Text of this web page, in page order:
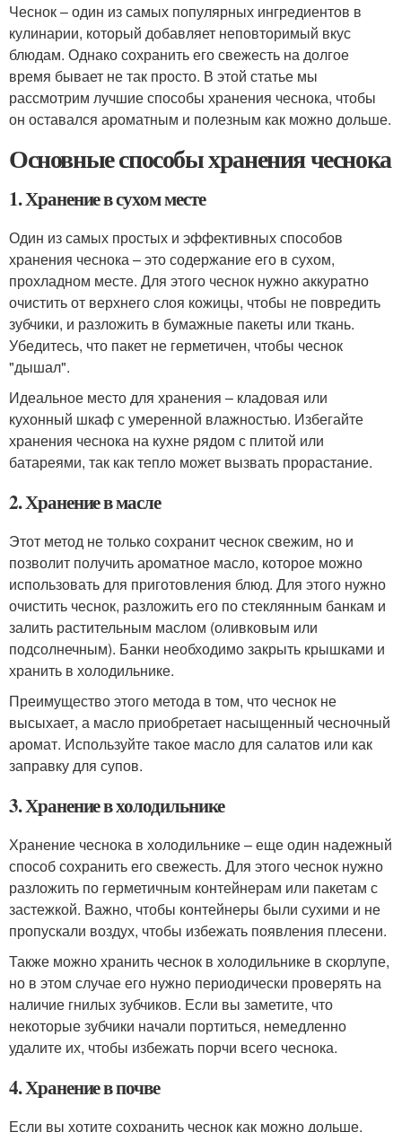
Чеснок – один из самых популярных ингредиентов в
кулинарии, который добавляет неповторимый вкус
блюдам. Однако сохранить его свежесть на долгое
время бывает не так просто. В этой статье мы
рассмотрим лучшие способы хранения чеснока, чтобы
он оставался ароматным и полезным как можно дольше.
Основные способы хранения чеснока
1. Хранение в сухом месте
Один из самых простых и эффективных способов
хранения чеснока – это содержание его в сухом,
прохладном месте. Для этого чеснок нужно аккуратно
очистить от верхнего слоя кожицы, чтобы не повредить
зубчики, и разложить в бумажные пакеты или ткань.
Убедитесь, что пакет не герметичен, чтобы чеснок
"дышал".
Идеальное место для хранения – кладовая или
кухонный шкаф с умеренной влажностью. Избегайте
хранения чеснока на кухне рядом с плитой или
батареями, так как тепло может вызвать прорастание.
2. Хранение в масле
Этот метод не только сохранит чеснок свежим, но и
позволит получить ароматное масло, которое можно
использовать для приготовления блюд. Для этого нужно
очистить чеснок, разложить его по стеклянным банкам и
залить растительным маслом (оливковым или
подсолнечным). Банки необходимо закрыть крышками и
хранить в холодильнике.
Преимущество этого метода в том, что чеснок не
высыхает, а масло приобретает насыщенный чесночный
аромат. Используйте такое масло для салатов или как
заправку для супов.
3. Хранение в холодильнике
Хранение чеснока в холодильнике – еще один надежный
способ сохранить его свежесть. Для этого чеснок нужно
разложить по герметичным контейнерам или пакетам с
застежкой. Важно, чтобы контейнеры были сухими и не
пропускали воздух, чтобы избежать появления плесени.
Также можно хранить чеснок в холодильнике в скорлупе,
но в этом случае его нужно периодически проверять на
наличие гнилых зубчиков. Если вы заметите, что
некоторые зубчики начали портиться, немедленно
удалите их, чтобы избежать порчи всего чеснока.
4. Хранение в почве
Если вы хотите сохранить чеснок как можно дольше,